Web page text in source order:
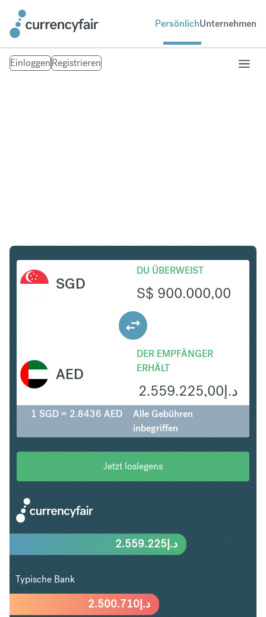
PersönlichUnternehmen
EinloggenRegistrieren
SGD
DU ÜBERWEIST
S$ 900.000,00
DER EMPFÄNGER
ERHÄLT
د.إ2.559.225,00
AED
1 SGD = 2.8436 AED
Alle Gebühren
inbegriffen
Jetzt loslegens
د.إ2.500.710
د.إ2.559.225
Typische Bank